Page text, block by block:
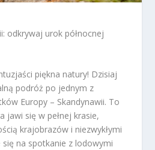
odkrywaj urok północnej
piękna natury! Dzisiaj
podróż po jednym z
Europy – Skandynawii. To
jawi się w pełnej krasie,
krajobrazów i niezwykłymi
na spotkanie z lodowymi